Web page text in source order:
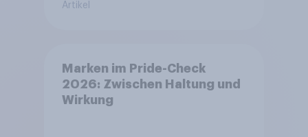
Artikel
Marken im Pride-Check
2026: Zwischen Haltung und
Wirkung